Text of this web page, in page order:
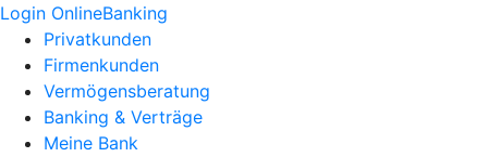
Login OnlineBanking
Privatkunden
Firmenkunden
Vermögensberatung
Banking & Verträge
Meine Bank